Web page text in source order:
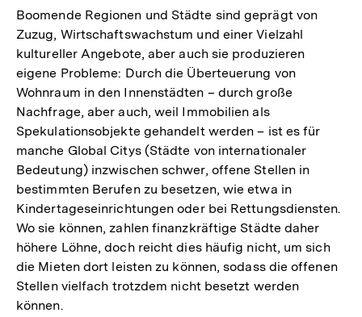
Boomende Regionen und Städte sind geprägt von
Zuzug, Wirtschaftswachstum und einer Vielzahl
kultureller Angebote, aber auch sie produzieren
eigene Probleme: Durch die Überteuerung von
Wohnraum in den Innenstädten – durch große
Nachfrage, aber auch, weil Immobilien als
Spekulationsobjekte gehandelt werden – ist es für
manche Global Citys (Städte von internationaler
Bedeutung) inzwischen schwer, offene Stellen in
bestimmten Berufen zu besetzen, wie etwa in
Kindertageseinrichtungen oder bei Rettungsdiensten.
Wo sie können, zahlen finanzkräftige Städte daher
höhere Löhne, doch reicht dies häufig nicht, um sich
die Mieten dort leisten zu können, sodass die offenen
Stellen vielfach trotzdem nicht besetzt werden
können.